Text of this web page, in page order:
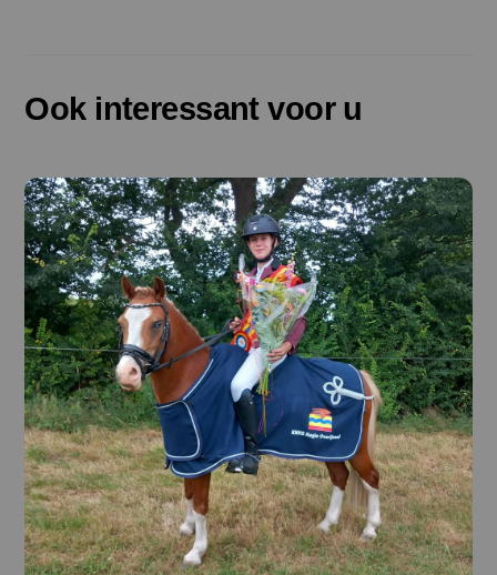
Ook interessant voor u